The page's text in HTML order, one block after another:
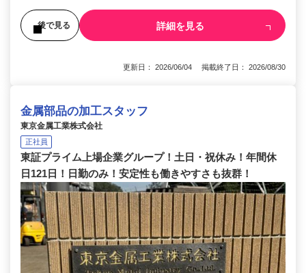
後で見る 詳細を見る
更新日： 2026/06/04 掲載終了日： 2026/08/30
金属部品の加工スタッフ
東京金属工業株式会社
正社員
東証プライム上場企業グループ！土日・祝休み！年間休
日121日！日勤のみ！安定性も働きやすさも抜群！